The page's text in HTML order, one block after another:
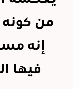
من
إنه
فيها